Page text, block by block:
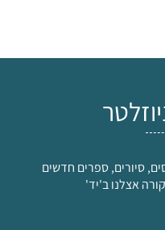
סיורים, ספרים חדשים
אצלנו ב'יד'